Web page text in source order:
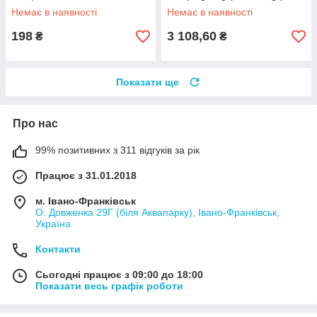
Немає в наявності
198 ₴
Немає в наявності
3 108,60 ₴
Показати ще
Про нас
99% позитивних з 311 відгуків за рік
Працює з 31.01.2018
м. Івано-Франківськ
О. Довженка 29Г (біля Аквапарку), Івано-Франківськ,
Україна
Контакти
Сьогодні працює з 09:00 до 18:00
Показати весь графік роботи